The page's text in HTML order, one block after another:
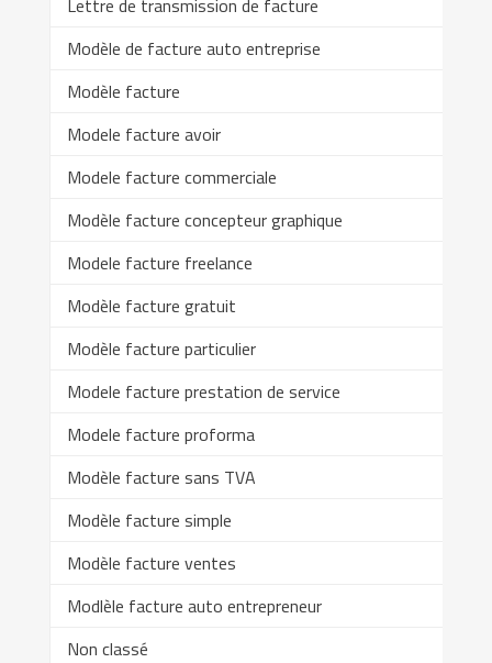
Modèle de facture auto entreprise
Modèle facture
Modele facture avoir
Modele facture commerciale
Modèle facture concepteur graphique
Modele facture freelance
Modèle facture gratuit
Modèle facture particulier
Modele facture prestation de service
Modele facture proforma
Modèle facture sans TVA
Modèle facture simple
Modèle facture ventes
Modlèle facture auto entrepreneur
Non classé